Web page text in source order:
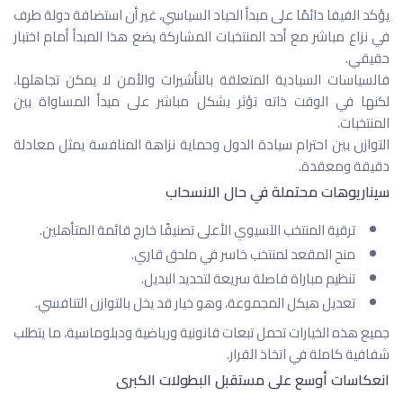
يؤكد الفيفا دائمًا على مبدأ الحياد السياسي، غير أن استضافة دولة طرف
في نزاع مباشر مع أحد المنتخبات المشاركة يضع هذا المبدأ أمام اختبار
حقيقي.
فالسياسات السيادية المتعلقة بالتأشيرات والأمن لا يمكن تجاهلها،
لكنها في الوقت ذاته تؤثر بشكل مباشر على مبدأ المساواة بين
المنتخبات.
التوازن بين احترام سيادة الدول وحماية نزاهة المنافسة يمثل معادلة
دقيقة ومعقدة.
سيناريوهات محتملة في حال الانسحاب
ترقية المنتخب الآسيوي الأعلى تصنيفًا خارج قائمة المتأهلين.
منح المقعد لمنتخب خاسر في ملحق قاري.
تنظيم مباراة فاصلة سريعة لتحديد البديل.
تعديل هيكل المجموعة، وهو خيار قد يخل بالتوازن التنافسي.
جميع هذه الخيارات تحمل تبعات قانونية ورياضية ودبلوماسية، ما يتطلب
شفافية كاملة في اتخاذ القرار.
انعكاسات أوسع على مستقبل البطولات الكبرى